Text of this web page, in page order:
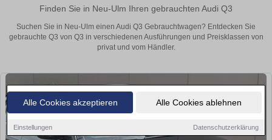
Alle Cookies akzeptieren Alle Cookies ablehnen
Einstellungen Datenschutzerklärung
Finden Sie in Neu-Ulm Ihren gebrauchten Audi Q3
Suchen Sie in Neu-Ulm einen Audi Q3 Gebrauchtwagen? Entdecken Sie
gebrauchte Q3 von Q3 in verschiedenen Ausführungen und Preisklassen von
privat und vom Händler.